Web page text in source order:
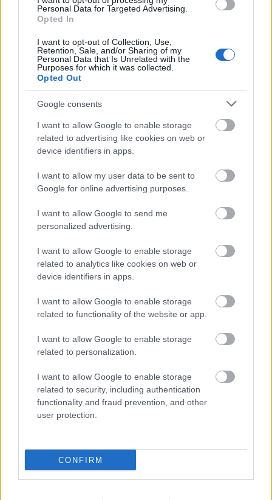
Personal Data for Targeted Advertising.
Opted In
I want to opt-out of Collection, Use,
Retention, Sale, and/or Sharing of my
Personal Data that Is Unrelated with the
Purposes for which it was collected.
Opted Out
Google consents
I want to allow Google to enable storage
related to advertising like cookies on web or
device identifiers in apps.
I want to allow my user data to be sent to
Google for online advertising purposes.
I want to allow Google to send me
personalized advertising.
I want to allow Google to enable storage
related to analytics like cookies on web or
device identifiers in apps.
I want to allow Google to enable storage
related to functionality of the website or app.
I want to allow Google to enable storage
related to personalization.
I want to allow Google to enable storage
related to security, including authentication
functionality and fraud prevention, and other
user protection.
CONFIRM
Οι πρώτες εκτιμήσεις δείχνουν ότι μπορεί να
πρόκειται για εκτεταμένη καθίζηση του εδάφους,